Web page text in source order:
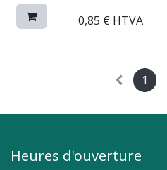
0,85 € HTVA
1
Heures d'ouverture